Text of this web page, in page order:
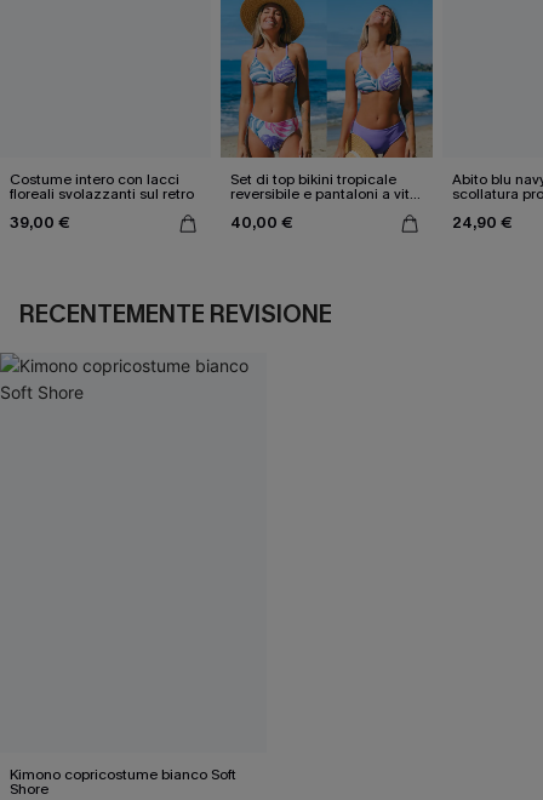
Costume intero con lacci
floreali svolazzanti sul retro
39,00 €
Set di top bikini tropicale
reversibile e pantaloni a vita
40,00 €
Abito blu
scollatura
24,90 €
RECENTEMENTE REVISIONE
Kimono copricostume bianco Soft
Shore